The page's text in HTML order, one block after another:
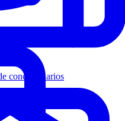
concesionarios